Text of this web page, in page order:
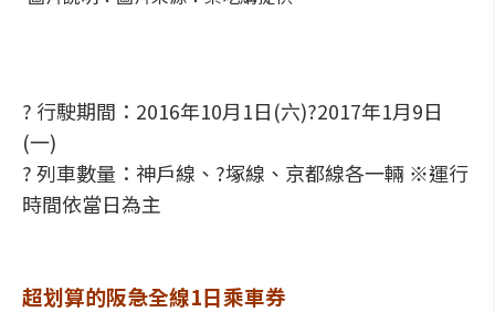
? 行駛期間：2016年10月1日(六)?2017年1月9日
(一)
? 列車數量：神戶線、?塚線、京都線各一輛 ※運行
時間依當日為主
超划算的阪急全線1日乘車券